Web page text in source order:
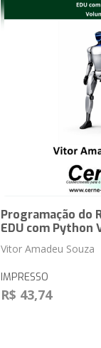
Programação do
EDU com Python
Vitor Amadeu Souza
IMPRESSO
R$ 43,74